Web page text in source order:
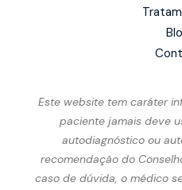
Este website tem caráter
paciente jamais deve
autodiagnóstico ou
recomendação do
caso de dúvida, o médico